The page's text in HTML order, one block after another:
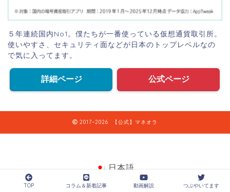
５年連続国内No1。僕たちが一番使っている仮想通貨取引所。
使いやすさ、セキュリティ面などが日本のトップレベルなの
で気に入ってます。
詳細ページ 公式ページ
2017–2026 【公式】マネオラ
TOP コラム＆新着記事 動画解説 つぶやいてます
日本語